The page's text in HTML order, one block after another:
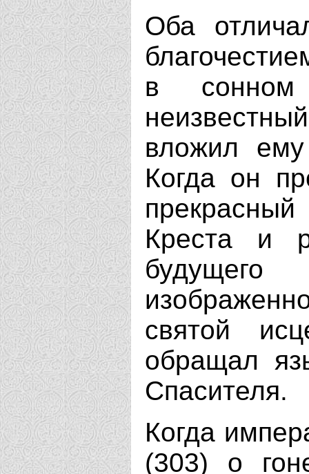
Оба
в сонном
вложил
Когда он
Креста и
святой
обращал
Спасителя.
Когда
(303) о